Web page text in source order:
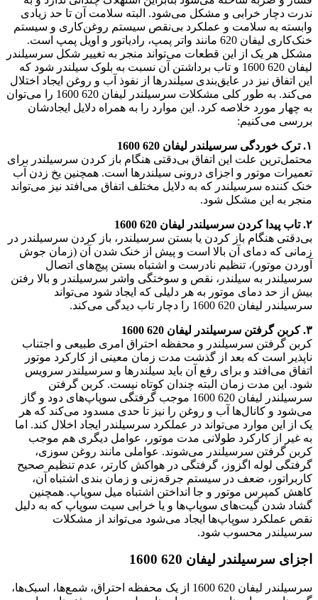
ندرت دچار خرابی و مشکل می‌شود. البته سلامت آن تا حد زیادی
وابسته به سلامت و عملکرد بی‌نقص سیستم روغن‌کاری و سیستم
خنک‌کاری لیفان 620 مانند واتر پمپ، رادیاتور و اویل پمپ است.
مشکل هر یک از این قطعات می‌تواند منجر به تغییر شکل سرسیلندر
لیفان 620 1600 و تاب برداشتن آن نسبت به بلوک سیلندر ‌شود که
این اتفاق نیز در عایق‌بندی سیلندرها از نفوذ آب و روغن ایجاد اختلال
می‌کند. به طور کلی مشکلات سرسیلندر لیفان 620 1600 را می‌توان
به چهار مورد خلاصه کرد. این موارد را به همراه دلایل ایجادشان
بررسی می‌کنیم:
۱. ترک خوردگی سرسیلندر لیفان 620 1600
محتمل‌ترین علت این اتفاق بی‌دقتی هنگام باز کردن سرسیلندر برای
تعمیرات موتور و اجزای درونی سیلندرها است. همچنین یخ زدن آب
خنک کننده‌ سرسیلندر که به دلایل مختلف اتفاق می‌افتد نیز می‌تواند
منجر به این مشکل شود.
۲. تاب پیدا کردن سرسیلندر لیفان 620 1600
بی‌دقتی هنگام باز کردن یا بستن سرسیلندر، باز کردن سرسیلندر در
زمانی که دمای آن بالا است و پیش از خنک شدن آن (زمان جوش
آوردن موتور)، تنظیم نادرست و اشتباه بستن پیچ‌های اتصال
سرسیلندر به سیلندر، نقص و سوختگی واشر سرسیلندر و بالا رفتن
بیش از حد دمای موتور به هر دلیلی که ایجاد شود می‌تواند
سرسیلندر لیفان 620 1600 را دچار تاب‌ دیدگی می‌کند.
۳. کربن گرفتن سرسیلندر لیفان 620 1600
کربن گرفتن سرسیلندر و محفظه‌ احتراق امری طبیعی و اجتناب
ناپذیر است که بعد از گذشت مدت زمان معینی از کارکرد موتور
اتفاق می‌افتد و برای رفع آن باید سیلندرها و سرسیلندر سرویس
شود. این مدت زمان البته چندان کوتاه نیست. کربن گرفتن
سرسیلندر لیفان 620 1600 موجب گرفتگی سوپاپ‌های دود و گاز
می‌شود و کانال‌ها آب و روغن را نیز تا حدی مسدود می‌کند که هر
یک از این موارد می‌تواند در عملکرد سرسیلندر ایجاد اخلال کند. اما
به غیر از کارکرد طولانی مدت موتور، عوامل دیگری هم موجب
کربن گرفتن سرسیلندر می‌شوند. عواملی مانند روغن سوزی،
گرفتگی لوله‌ اگزوز، گرفتگی در هواکش کارتر، عدم تنظیم صحیح
کاربراتور، ضعف در سیستم جرقه‌زنی و زمان بندی اشتباه آن،
کاهش کمپرس موتور و جا انداختن اشتباه میل سوپاپ. همچنین
گشاد شدن گیت‌های سوپاپ‌ها و یا خرابی سیت سوپاپ که به دلیل
نقص عملکرد سوپاپ‌ها ایجاد می‌شود می‌تواند از مشکلات
سرسیلندر محسوب شود.
اجزای سرسیلندر لیفان 620 1600
سرسیلندر لیفان 620 1600 از یک محفظه احتراق، شمع‌ها، اسبک‌ها،